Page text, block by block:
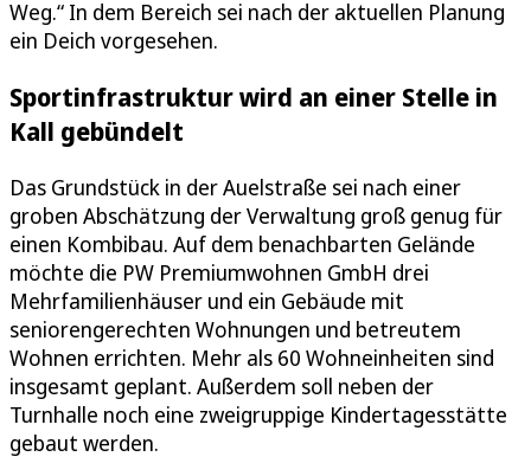
Weg.“ In dem Bereich sei nach der aktuellen Planung
ein Deich vorgesehen.
Sportinfrastruktur wird an einer Stelle in
Kall gebündelt
Das Grundstück in der Auelstraße sei nach einer
groben Abschätzung der Verwaltung groß genug für
einen Kombibau. Auf dem benachbarten Gelände
möchte die PW Premiumwohnen GmbH drei
Mehrfamilienhäuser und ein Gebäude mit
seniorengerechten Wohnungen und betreutem
Wohnen errichten. Mehr als 60 Wohneinheiten sind
insgesamt geplant. Außerdem soll neben der
Turnhalle noch eine zweigruppige Kindertagesstätte
gebaut werden.